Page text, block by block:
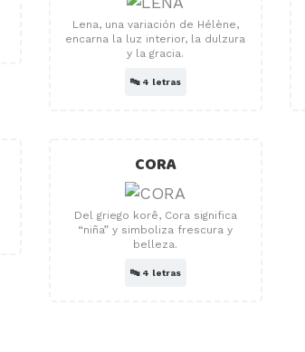
Lena, una variación de Hélène,
encarna la luz interior, la dulzura
y la gracia.
🔤 4 letras
CORA
Del griego korê, Cora significa
“niña” y simboliza frescura y
belleza.
🔤 4 letras